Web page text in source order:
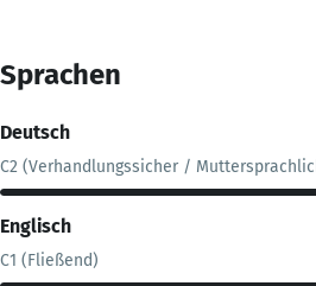
Sprachen
Deutsch
C2 (Verhandlungssicher /
Englisch
C1 (Fließend)